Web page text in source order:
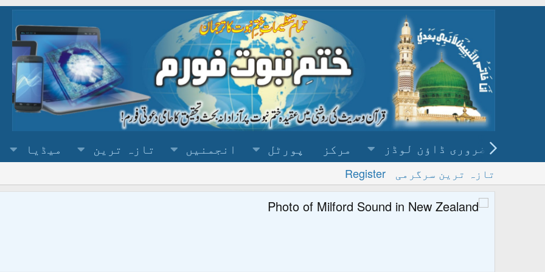
ضروری ڈاؤن لوڈز مرکز پورٹل انجمنیں تازہ ترین میڈیا
تازہ ترین سرگرمی Register